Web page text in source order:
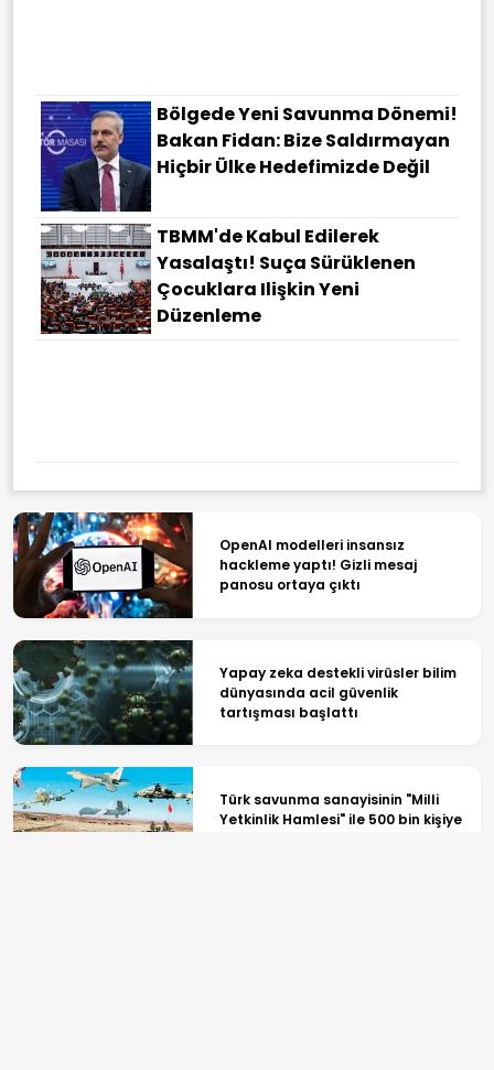
Bölgede Yeni Savunma Dönemi!
Bakan Fidan: Bize Saldırmayan
Hiçbir Ülke Hedefimizde Değil
TBMM'de Kabul Edilerek
Yasalaştı! Suça Sürüklenen
Çocuklara Ilişkin Yeni
Düzenleme
OpenAI modelleri insansız
hackleme yaptı! Gizli mesaj
panosu ortaya çıktı
Yapay zeka destekli virüsler bilim
dünyasında acil güvenlik
tartışması başlattı
Türk savunma sanayisinin "Milli
Yetkinlik Hamlesi" ile 500 bin kişiye